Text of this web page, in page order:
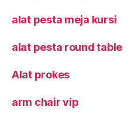
alat pesta meja kursi
alat pesta round table
Alat prokes
arm chair vip